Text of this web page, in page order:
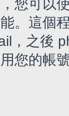
您可以
。這個
，之後
您的帳號